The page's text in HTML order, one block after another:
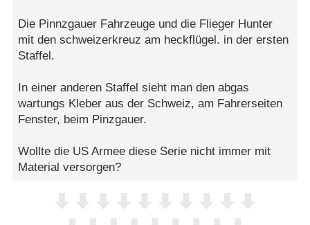
Die Pinnzgauer Fahrzeuge und die Flieger Hunter
mit den schweizerkreuz am heckflügel. in der ersten
Staffel.
In einer anderen Staffel sieht man den abgas
wartungs Kleber aus der Schweiz, am Fahrerseiten
Fenster, beim Pinzgauer.
Wollte die US Armee diese Serie nicht immer mit
Material versorgen?